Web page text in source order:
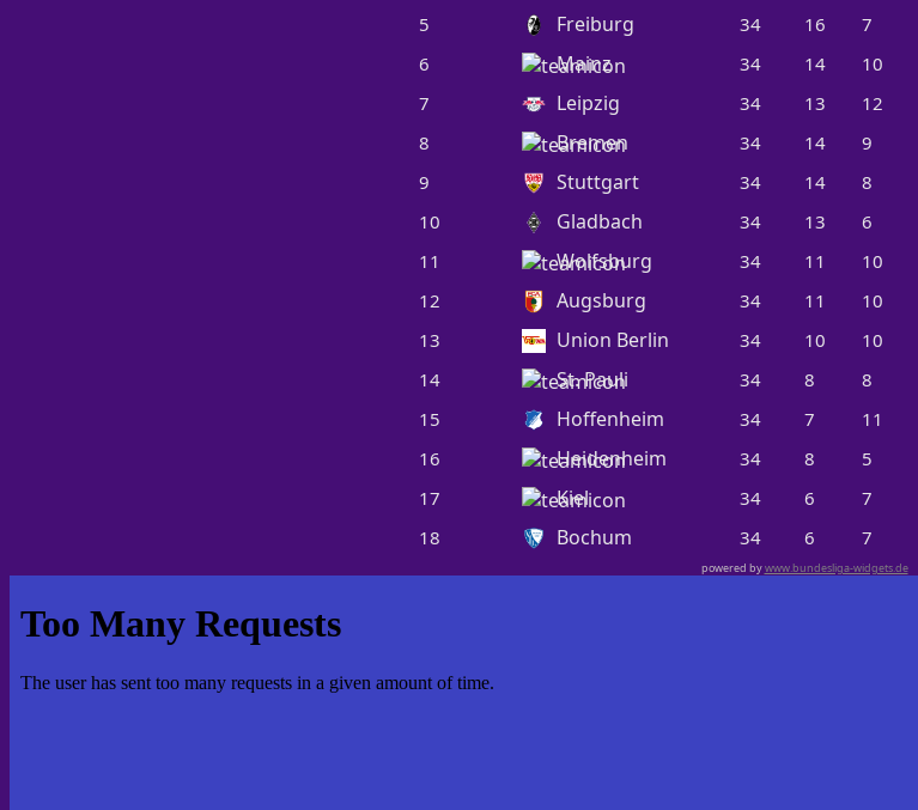
5 Freiburg 34 16 7
6 Mainz 34 14 10
7 Leipzig 34 13 12
8 Bremen 34 14 9
9 Stuttgart 34 14 8
10 Gladbach 34 13 6
11 Wolfsburg 34 11 10
12 Augsburg 34 11 10
13 Union Berlin 34 10 10
14 St. Pauli 34 8 8
15 Hoffenheim 34 7 11
16 Heidenheim 34 8 5
17 Kiel 34 6 7
18 Bochum 34 6 7
powered bywww.bundesliga-widgets.de